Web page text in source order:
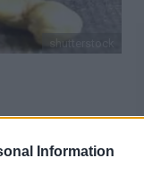
Information
shutterstock
starszych